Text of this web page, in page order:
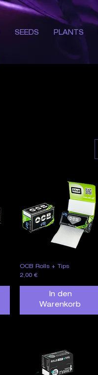
SEEDS PLANTS
Schnellansicht
OCB Rolls + Tips
Preis
2,00 €
In den
Warenkorb